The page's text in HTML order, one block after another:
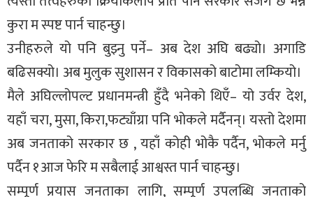
कुरा म स्पष्ट पार्न चाहन्छु।
उनीहरुले यो पनि बुझ्नु पर्ने– अब देश अघि बढ्यो। अगाडि
बढिसक्यो। अब मुलुक सुशासन र विकासको बाटोमा लम्कियो।
मैले अघिल्लोपल्ट प्रधानमन्त्री हुँदै भनेको थिएँ– यो उर्वर देश,
यहाँ चरा, मुसा, किरा,फट्याँग्रा पनि भोकले मर्दैनन्। यस्तो देशमा
अब जनताको सरकार छ , यहाँ कोही भोकै पर्दैन, भोकले मर्नु
पर्दैन १आज फेरि म सबैलाई आश्वस्त पार्न चाहन्छु।
सम्पूर्ण प्रयास जनताका लागि, सम्पूर्ण उपलब्धि जनताको